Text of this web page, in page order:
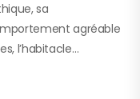
sa
agréable
l’habitacle…